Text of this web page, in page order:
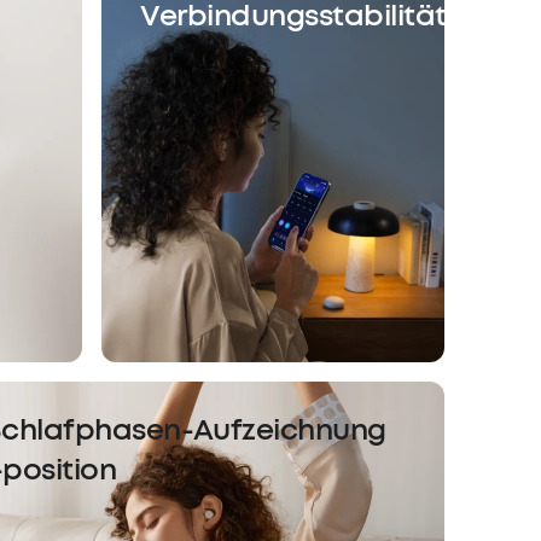
Verbindungsstabilität
Aufzeichnung